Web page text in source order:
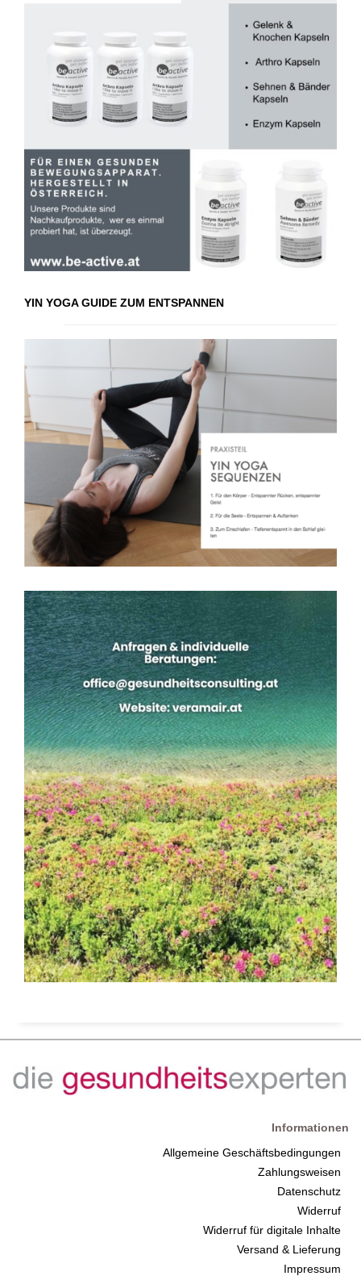
YIN YOGA GUIDE ZUM ENTSPANNEN
Informationen
Allgemeine Geschäftsbedingungen
Zahlungsweisen
Datenschutz
Widerruf
Widerruf für digitale Inhalte
Versand & Lieferung
Impressum